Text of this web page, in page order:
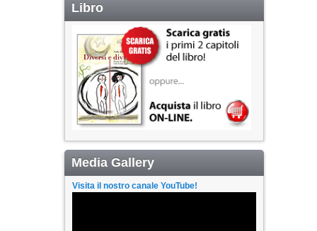
Libro
Media Gallery
Visita il nostro canale YouTube!